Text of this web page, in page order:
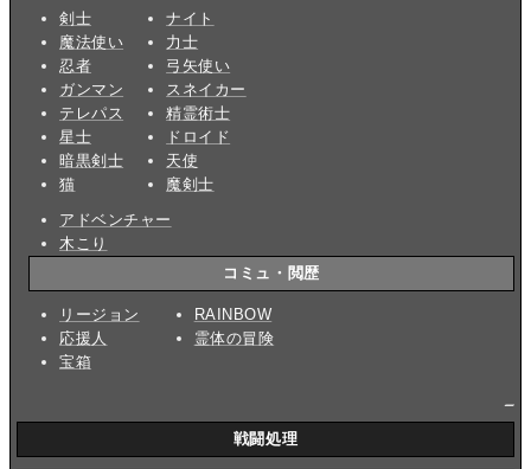
剣士
魔法使い
忍者
ガンマン
テレパス
星士
暗黒剣士
猫
ナイト
力士
弓矢使い
スネイカー
精霊術士
ドロイド
天使
魔剣士
アドベンチャー
木こり
コミュ・閲歴
リージョン
応援人
宝箱
RAINBOW
霊体の冒険
戦闘処理